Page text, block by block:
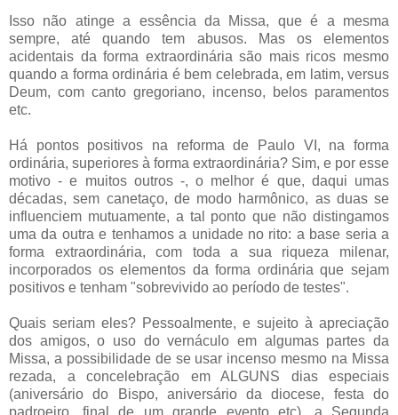
Isso não atinge a essência da Missa, que é a mesma
sempre, até quando tem abusos. Mas os elementos
acidentais da forma extraordinária são mais ricos mesmo
quando a forma ordinária é bem celebrada, em latim, versus
Deum, com canto gregoriano, incenso, belos paramentos
etc.
Há pontos positivos na reforma de Paulo VI, na forma
ordinária, superiores à forma extraordinária? Sim, e por esse
motivo - e muitos outros -, o melhor é que, daqui umas
décadas, sem canetaço, de modo harmônico, as duas se
influenciem mutuamente, a tal ponto que não distingamos
uma da outra e tenhamos a unidade no rito: a base seria a
forma extraordinária, com toda a sua riqueza milenar,
incorporados os elementos da forma ordinária que sejam
positivos e tenham "sobrevivido ao período de testes".
Quais seriam eles? Pessoalmente, e sujeito à apreciação
dos amigos, o uso do vernáculo em algumas partes da
Missa, a possibilidade de se usar incenso mesmo na Missa
rezada, a concelebração em ALGUNS dias especiais
(aniversário do Bispo, aniversário da diocese, festa do
padroeiro, final de um grande evento etc), a Segunda